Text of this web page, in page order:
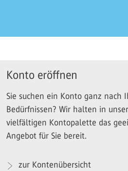
Konto eröffnen
Sie suchen ein Konto ganz nach
Bedürfnissen? Wir halten in
vielfältigen Kontopalette das
Angebot für Sie bereit.
zur Kontenübersicht